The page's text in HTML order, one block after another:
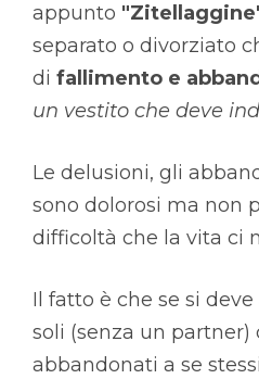
appunto
separato o divorziato
di fallimento e
un vestito che deve
Le delusioni, gli
sono dolorosi ma non
difficoltà che la vita ci
Il fatto è che se si
soli (senza un partner)
abbandonati a se